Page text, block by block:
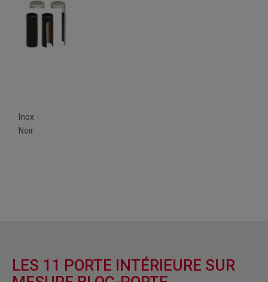
Inox
Noir
LES 11 PORTE INTÉRIEURE SUR